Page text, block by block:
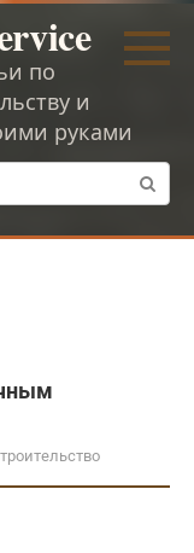
по
и
руками